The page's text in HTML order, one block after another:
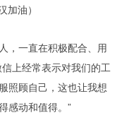
加油）
，一直在积极配合、用
上经常表示对我们的工
照顾自己，这也让我想
感动和值得。”